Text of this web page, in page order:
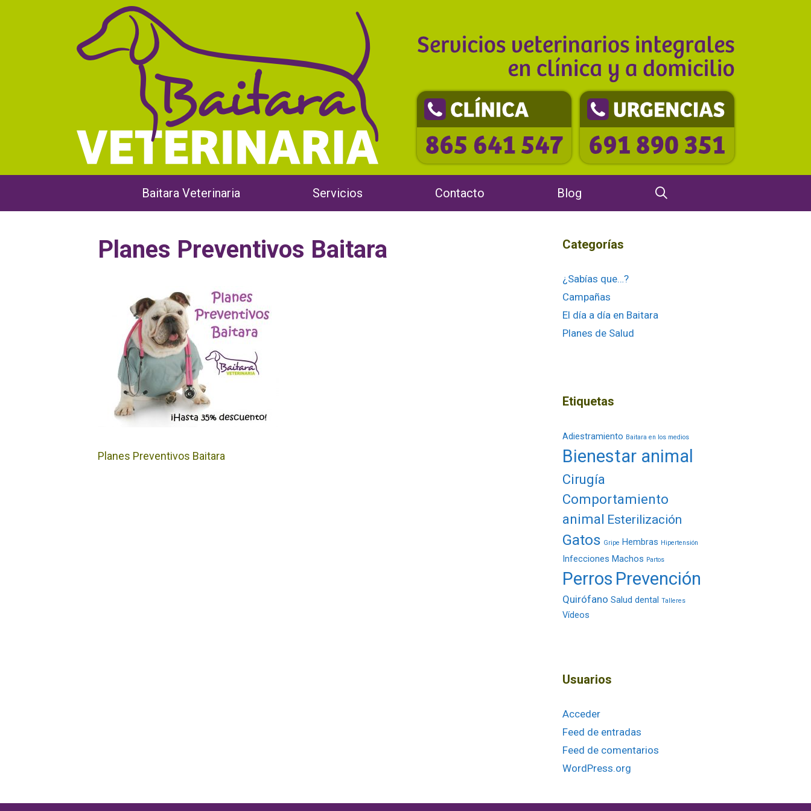
Baitara Veterinaria Servicios Contacto Blog
Planes Preventivos Baitara
Planes Preventivos Baitara
Categorías
¿Sabías que…?
Campañas
El día a día en Baitara
Planes de Salud
Etiquetas
Adiestramiento Baitara en los medios
Bienestar animal
Cirugía
Comportamiento
animal Esterilización
Gatos Gripe Hembras Hipertensión
Infecciones Machos Partos
Perros Prevención
Quirófano Salud dental Talleres
Vídeos
Usuarios
Acceder
Feed de entradas
Feed de comentarios
WordPress.org